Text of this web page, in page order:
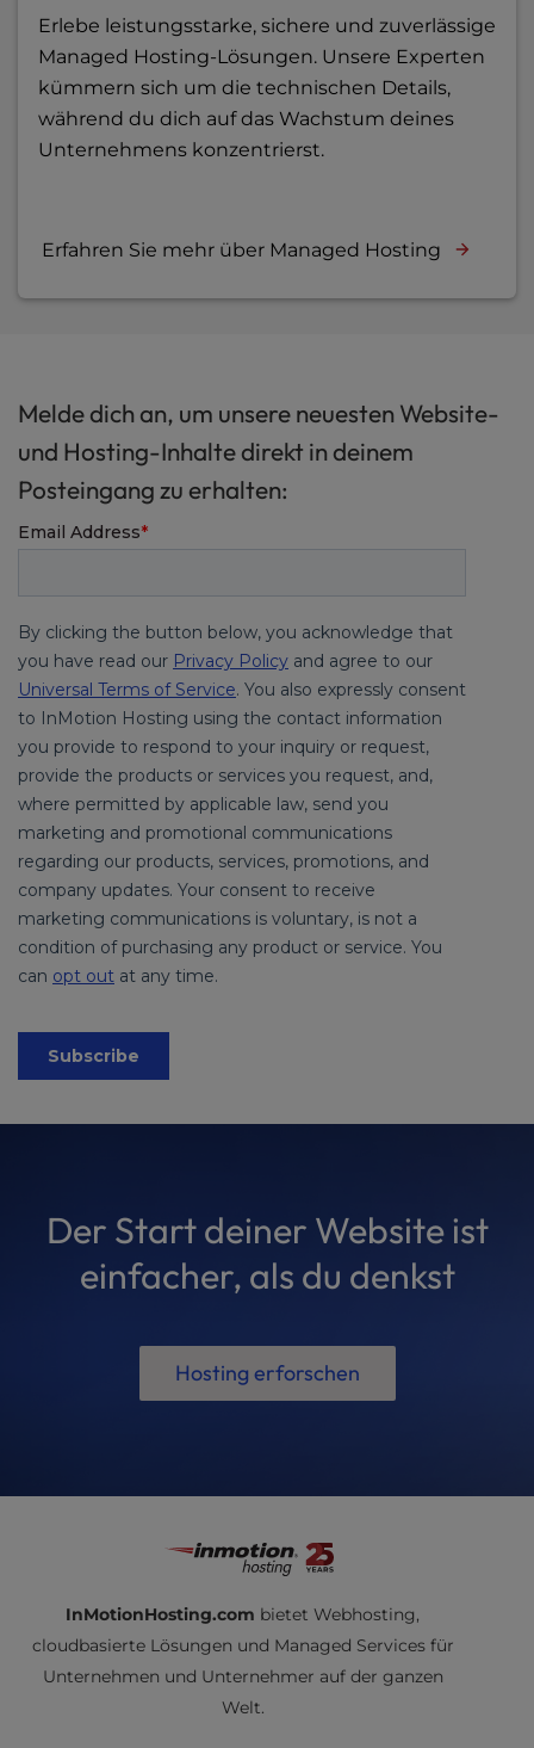
Erlebe leistungsstarke, sichere und zuverlässige
Managed Hosting-Lösungen. Unsere Experten
kümmern sich um die technischen Details,
während du dich auf das Wachstum deines
Unternehmens konzentrierst.
Erfahren Sie mehr über Managed Hosting
Melde dich an, um unsere neuesten Website-
und Hosting-Inhalte direkt in deinem
Posteingang zu erhalten:
Der Start deiner Website ist
einfacher, als du denkst
Hosting erforschen
InMotionHosting.com bietet Webhosting,
cloudbasierte Lösungen und Managed Services für
Unternehmen und Unternehmer auf der ganzen
Welt.